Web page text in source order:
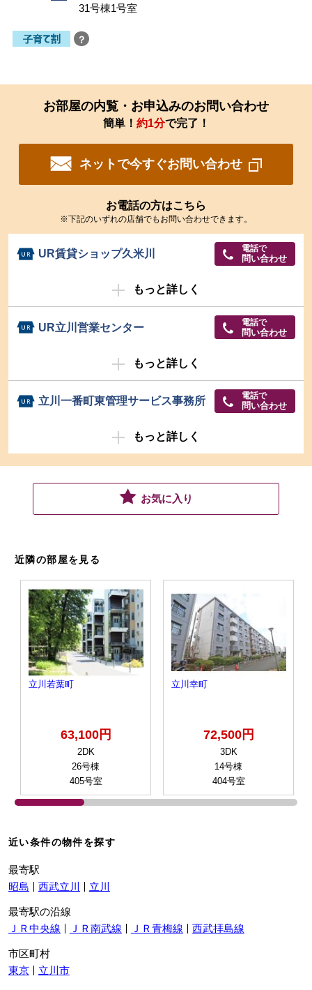
31号棟1号室
？
お部屋の内覧・お申込みのお問い合わせ
簡単！ 約1分で完了！
ネットで今すぐお問い合わせ
お電話の方はこちら
※下記のいずれの店舗でもお問い合わせできます。
UR賃貸ショップ久米川 電話で
問い合わせ
もっと詳しく
UR立川営業センター 電話で
問い合わせ
もっと詳しく
立川一番町東管理サービス事務所 電話で
問い合わせ
もっと詳しく
お気に入り
近隣の部屋を見る
立川若葉町
63,100円
2DK
26号棟
405号室
立川幸町
72,500円
3DK
14号棟
404号室
近い条件の物件を探す
最寄駅
昭島
西武立川 立川
最寄駅の沿線
ＪＲ中央線
ＪＲ南武線 ＪＲ青梅線 西武拝島線
市区町村
東京
立川市